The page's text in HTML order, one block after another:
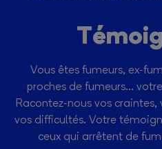
Vous êtes fumeurs, ex-
proches de fumeurs…
Racontez-nous vos
vos difficultés. Votre
ceux qui arrêtent de